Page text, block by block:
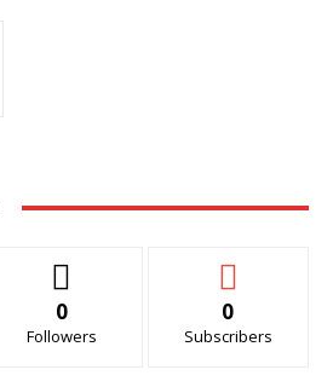
0
Followers
0
Subscribers